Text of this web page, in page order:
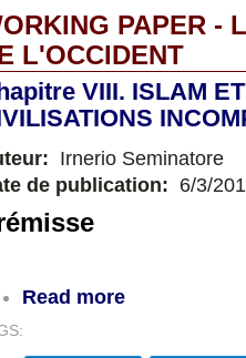
PAPER -
L'OCCIDENT
VIII. ISLAM
Irnerio Seminatore
de publication: 6/3/
Read more